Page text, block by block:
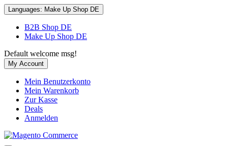
Languages: Make Up Shop DE
B2B Shop DE
Make Up Shop DE
Default welcome msg!
My Account
Mein Benutzerkonto
Mein Warenkorb
Zur Kasse
Deals
Anmelden